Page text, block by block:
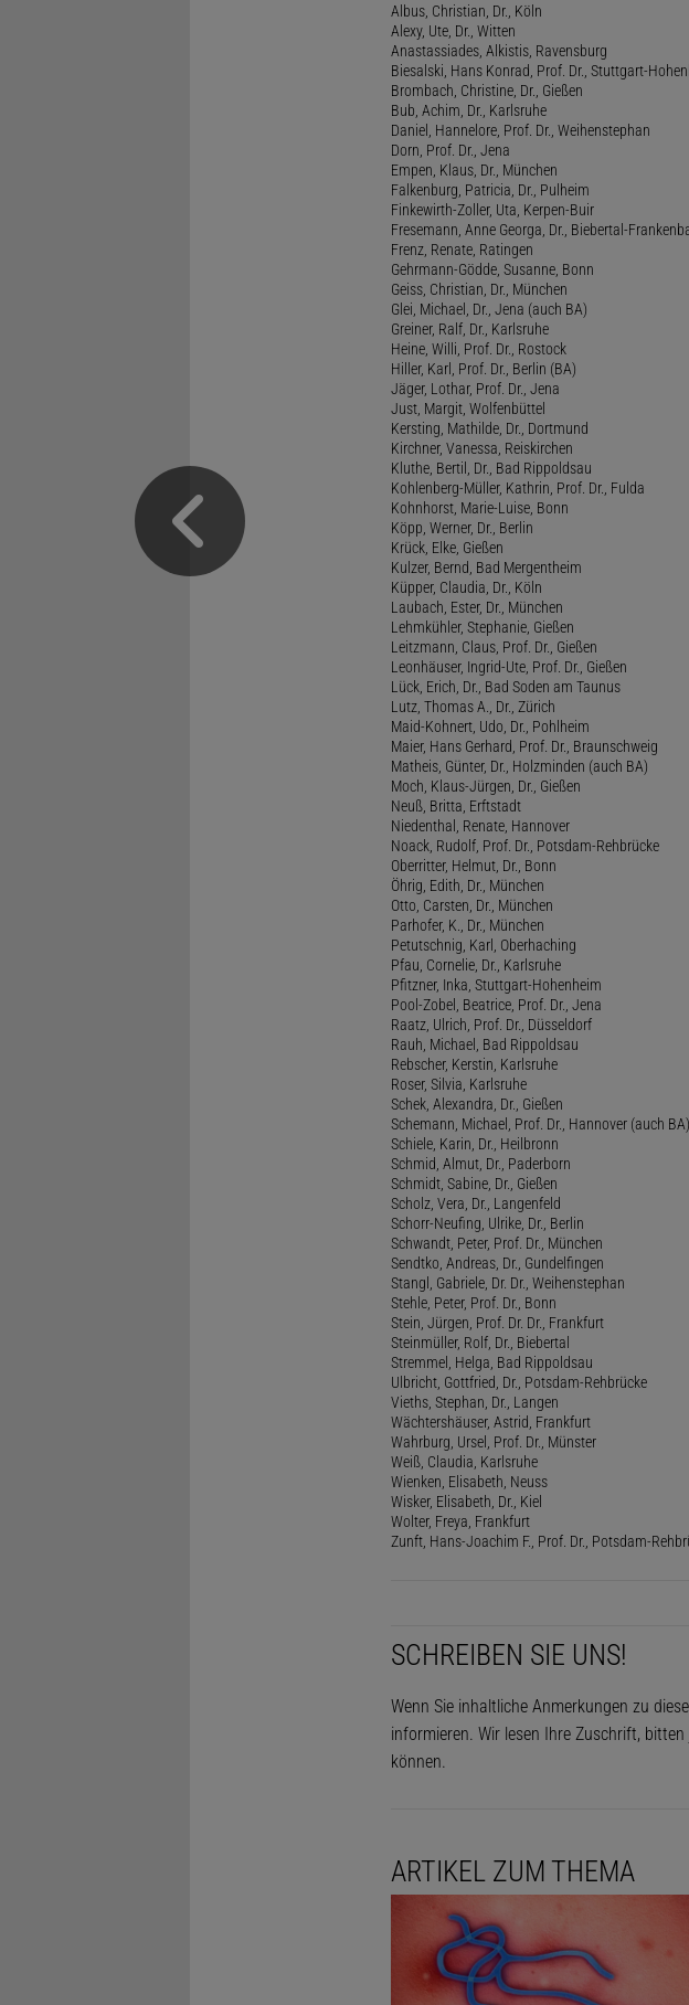
Albus, Christian, Dr., Köln
Alexy, Ute, Dr., Witten
Anastassiades, Alkistis, Ravensburg
Biesalski, Hans Konrad, Prof. Dr., Stuttgart-
Brombach, Christine, Dr., Gießen
Bub, Achim, Dr., Karlsruhe
Daniel, Hannelore, Prof. Dr., Weihenstephan
Dorn, Prof. Dr., Jena
Empen, Klaus, Dr., München
Falkenburg, Patricia, Dr., Pulheim
Finkewirth-Zoller, Uta, Kerpen-Buir
Fresemann, Anne Georga, Dr., Biebertal-
Frenz, Renate, Ratingen
Gehrmann-Gödde, Susanne, Bonn
Geiss, Christian, Dr., München
Glei, Michael, Dr., Jena (auch BA)
Greiner, Ralf, Dr., Karlsruhe
Heine, Willi, Prof. Dr., Rostock
Hiller, Karl, Prof. Dr., Berlin (BA)
Jäger, Lothar, Prof. Dr., Jena
Just, Margit, Wolfenbüttel
Kersting, Mathilde, Dr., Dortmund
Kirchner, Vanessa, Reiskirchen
Kluthe, Bertil, Dr., Bad Rippoldsau
Kohlenberg-Müller, Kathrin, Prof. Dr., Fulda
Kohnhorst, Marie-Luise, Bonn
Köpp, Werner, Dr., Berlin
Krück, Elke, Gießen
Kulzer, Bernd, Bad Mergentheim
Küpper, Claudia, Dr., Köln
Laubach, Ester, Dr., München
Lehmkühler, Stephanie, Gießen
Leitzmann, Claus, Prof. Dr., Gießen
Leonhäuser, Ingrid-Ute, Prof. Dr., Gießen
Lück, Erich, Dr., Bad Soden am Taunus
Lutz, Thomas A., Dr., Zürich
Maid-Kohnert, Udo, Dr., Pohlheim
Maier, Hans Gerhard, Prof. Dr., Braunschweig
Matheis, Günter, Dr., Holzminden (auch BA)
Moch, Klaus-Jürgen, Dr., Gießen
Neuß, Britta, Erftstadt
Niedenthal, Renate, Hannover
Noack, Rudolf, Prof. Dr., Potsdam-Rehbrücke
Oberritter, Helmut, Dr., Bonn
Öhrig, Edith, Dr., München
Otto, Carsten, Dr., München
Parhofer, K., Dr., München
Petutschnig, Karl, Oberhaching
Pfau, Cornelie, Dr., Karlsruhe
Pfitzner, Inka, Stuttgart-Hohenheim
Pool-Zobel, Beatrice, Prof. Dr., Jena
Raatz, Ulrich, Prof. Dr., Düsseldorf
Rauh, Michael, Bad Rippoldsau
Rebscher, Kerstin, Karlsruhe
Roser, Silvia, Karlsruhe
Schek, Alexandra, Dr., Gießen
Schemann, Michael, Prof. Dr., Hannover (auch BA)
Schiele, Karin, Dr., Heilbronn
Schmid, Almut, Dr., Paderborn
Schmidt, Sabine, Dr., Gießen
Scholz, Vera, Dr., Langenfeld
Schorr-Neufing, Ulrike, Dr., Berlin
Schwandt, Peter, Prof. Dr., München
Sendtko, Andreas, Dr., Gundelfingen
Stangl, Gabriele, Dr. Dr., Weihenstephan
Stehle, Peter, Prof. Dr., Bonn
Stein, Jürgen, Prof. Dr. Dr., Frankfurt
Steinmüller, Rolf, Dr., Biebertal
Stremmel, Helga, Bad Rippoldsau
Ulbricht, Gottfried, Dr., Potsdam-Rehbrücke
Vieths, Stephan, Dr., Langen
Wächtershäuser, Astrid, Frankfurt
Wahrburg, Ursel, Prof. Dr., Münster
Weiß, Claudia, Karlsruhe
Wienken, Elisabeth, Neuss
Wisker, Elisabeth, Dr., Kiel
Wolter, Freya, Frankfurt
Zunft, Hans-Joachim F., Prof. Dr., Potsdam-
SCHREIBEN SIE UNS!
Wenn Sie inhaltliche Anmerkungen zu
informieren. Wir lesen Ihre Zuschrift,
können.
ARTIKEL ZUM THEMA